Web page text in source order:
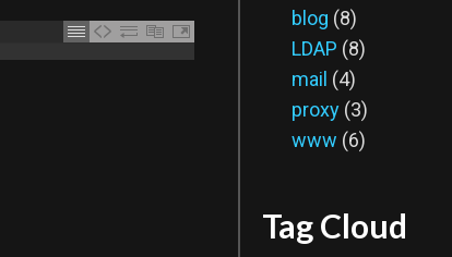
blog (8)
LDAP (8)
mail (4)
proxy (3)
www (6)
Tag Cloud